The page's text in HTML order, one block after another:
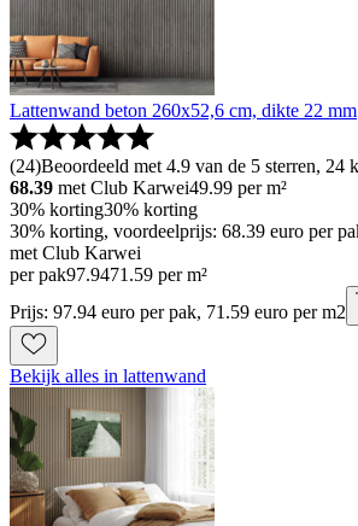
Lattenwand beton 260x52,6 cm, dikte 22 mm
(24)Beoordeeld met 4.9 van de 5 sterren, 24
68.39 met Club Karwei49.99 per m²
30% korting30% korting
30% korting, voordeelprijs: 68.39 euro per
met Club Karwei
per pak97.9471.59 per m²
Prijs: 97.94 euro per pak, 71.59 euro per m2
Bekijk alles in lattenwand